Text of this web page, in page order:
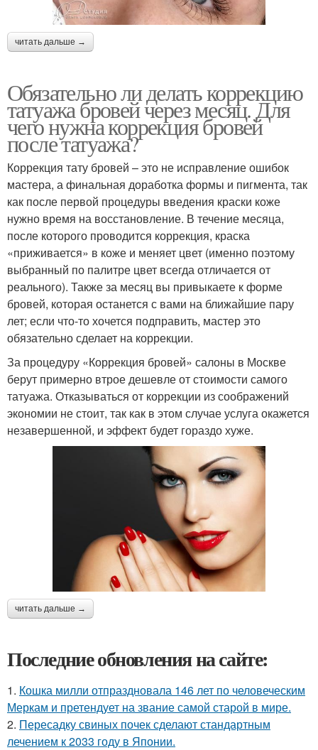
читать дальше →
Обязательно ли делать коррекцию
татуажа бровей через месяц. Для
чего нужна коррекция бровей
после татуажа?
Коррекция тату бровей – это не исправление ошибок
мастера, а финальная доработка формы и пигмента, так
как после первой процедуры введения краски коже
нужно время на восстановление. В течение месяца,
после которого проводится коррекция, краска
«приживается» в коже и меняет цвет (именно поэтому
выбранный по палитре цвет всегда отличается от
реального). Также за месяц вы привыкаете к форме
бровей, которая останется с вами на ближайшие пару
лет; если что-то хочется подправить, мастер это
обязательно сделает на коррекции.
За процедуру «Коррекция бровей» салоны в Москве
берут примерно втрое дешевле от стоимости самого
татуажа. Отказываться от коррекции из соображений
экономии не стоит, так как в этом случае услуга окажется
незавершенной, и эффект будет гораздо хуже.
читать дальше →
Последние обновления на сайте:
1. Кошка милли отпраздновала 146 лет по человеческим
Меркам и претендует на звание самой старой в мире.
2. Пересадку свиных почек сделают стандартным
лечением к 2033 году в Японии.